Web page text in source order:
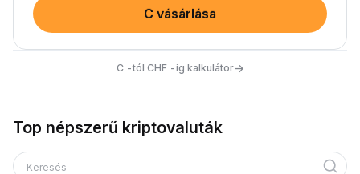
C vásárlása
C -tól CHF -ig kalkulátor→
Top népszerű kriptovaluták
Keresés